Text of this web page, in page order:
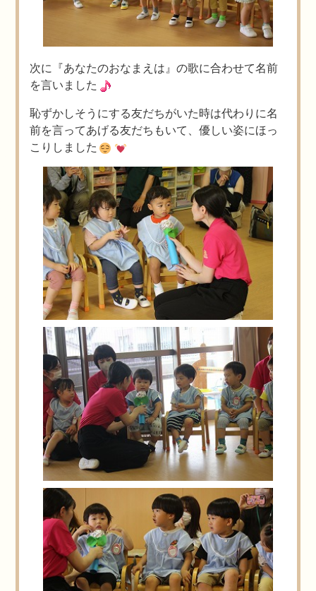
次に『あなたのおなまえは』の歌に合わせて名前
を言いました
恥ずかしそうにする友だちがいた時は代わりに名
前を言ってあげる友だちもいて、優しい姿にほっ
こりしました